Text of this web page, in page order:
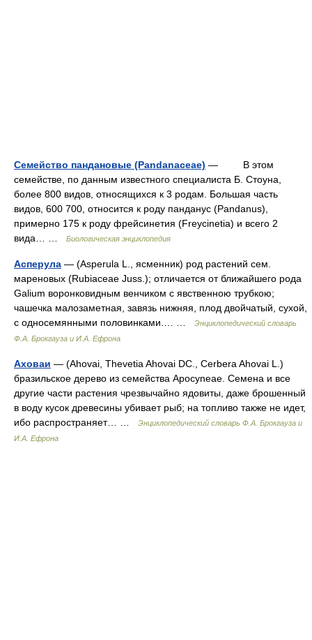
Семейство пандановые (Pandanaceae) — В этом
семействе, по данным известного специалиста Б. Стоуна,
более 800 видов, относящихся к 3 родам. Большая часть
видов, 600 700, относится к роду панданус (Pandanus),
примерно 175 к роду фрейсинетия (Freycinetiа) и всего 2
вида… …
Биологическая энциклопедия
Асперула — (Asperula L., ясменник) род растений сем.
мареновых (Rubiaceae Juss.); отличается от ближайшего рода
Galium воронковидным венчиком с явственною трубкою;
чашечка малозаметная, завязь нижняя, плод двойчатый, сухой,
с односемянными половинками.… …
Энциклопедический словарь
Ф.А. Брокгауза и И.А. Ефрона
Аховаи — (Ahovai, Thevetia Ahovai DC., Cerbera Ahovai L.)
бразильское дерево из семейства Apocyneae. Семена и все
другие части растения чрезвычайно ядовиты, даже брошенный
в воду кусок древесины убивает рыб; на топливо также не идет,
ибо распространяет… …
Энциклопедический словарь Ф.А. Брокгауза и
И.А. Ефрона